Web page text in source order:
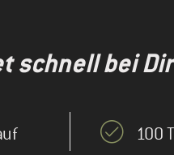
schnell bei
100